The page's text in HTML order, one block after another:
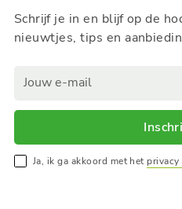
Schrijf je in en blijf op de
nieuwtjes, tips en
Ja, ik ga akkoord met het privacy